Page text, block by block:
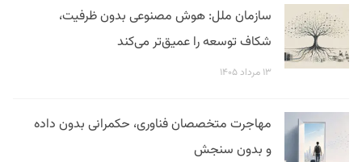
سازمان ملل: هوش مصنوعی بدون ظرفیت،
شکاف توسعه را عمیق‌تر می‌کند
۱۳ مرداد ۱۴۰۵
مهاجرت متخصصان فناوری، حکمرانی بدون داده
و بدون سنجش